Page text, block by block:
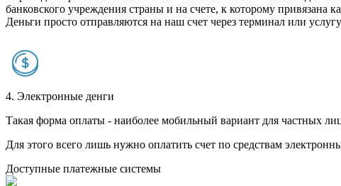
банковского учреждения страны и на счете, к которому привязана
Деньги просто отправляются на наш счет через терминал или
4. Электронные денги
Такая форма оплаты - наиболее мобильный вариант для частных
Для этого всего лишь нужно оплатить счет по средствам
Доступные платежные системы